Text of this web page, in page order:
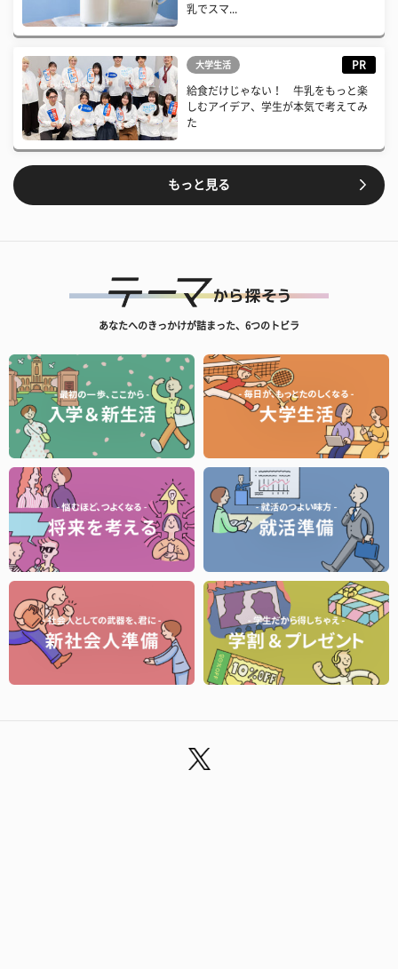
乳でスマ...
大学生活 PR
給食だけじゃない！ 牛乳をもっと楽
しむアイデア、学生が本気で考えてみ
た
もっと見る
あなたへのきっかけが詰まった、6つのトビラ